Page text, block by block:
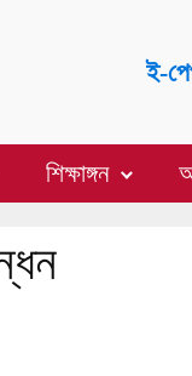
ই-
শিক্ষাঙ্গন